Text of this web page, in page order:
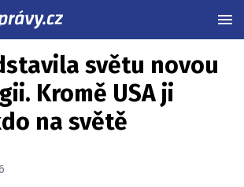
světu novou
Kromě USA ji
na světě